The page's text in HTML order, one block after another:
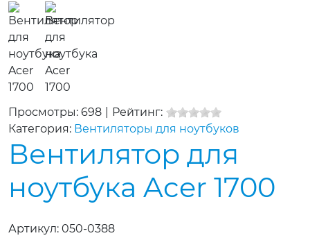
Просмотры: 698
Рейтинг:
Категория: Вентиляторы для ноутбуков
Вентилятор для
ноутбука Acer 1700
Артикул: 050-0388